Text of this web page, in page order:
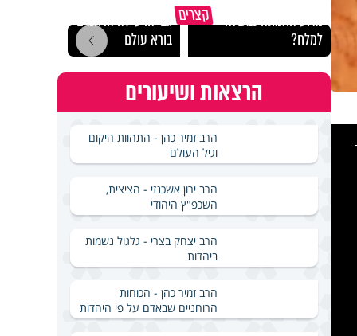
קצרים
מדוע האמונה נמשלה
למלח?
גם ׳הרע׳ זה הרחמים של
בורא עולם
הרצאות ושיעורים
הרב זמיר כהן - התהוות היקום
וגיל העולם
הרב ירון אשכנזי - הציצית,
השכפ"ץ היהודי
הרב יצחק בצרי - גלגול נשמות
ביהדות
הרב זמיר כהן - הכוחות
הרוחניים שבאדם על פי היהדות